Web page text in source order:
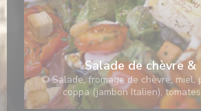
Salade de chèvre &
© Salade, fromage de chèvre, miel,
coppa (jambon Italien),